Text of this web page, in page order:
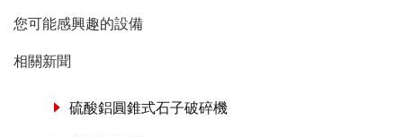
您可能感興趣的設備
相關新聞
硫酸鋁圓錐式石子破碎機